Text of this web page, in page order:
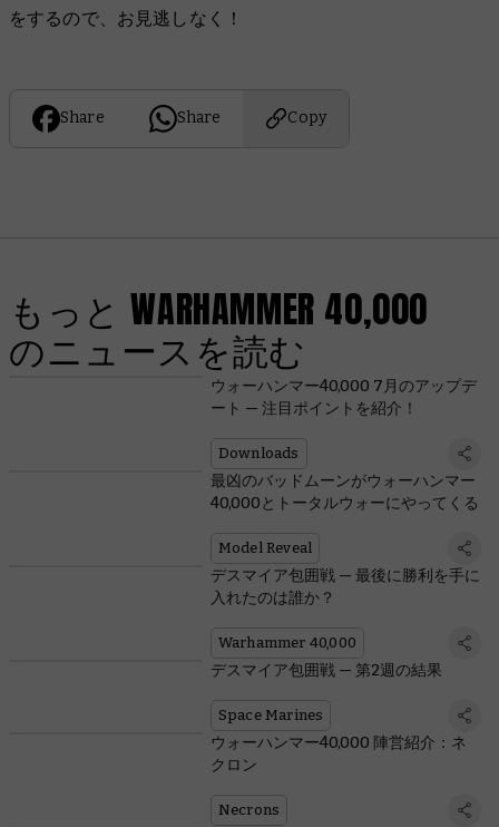
をするので、お見逃しなく！
Share Share Copy
もっと WARHAMMER 40,000
のニュースを読む
ウォーハンマー40,000 7月のアップデ
ート — 注目ポイントを紹介！
Downloads
最凶のバッドムーンがウォーハンマー
40,000とトータルウォーにやってくる
Model Reveal
デスマイア包囲戦 — 最後に勝利を手に
入れたのは誰か？
Warhammer 40,000
デスマイア包囲戦 — 第2週の結果
Space Marines
ウォーハンマー40,000 陣営紹介：ネ
クロン
Necrons